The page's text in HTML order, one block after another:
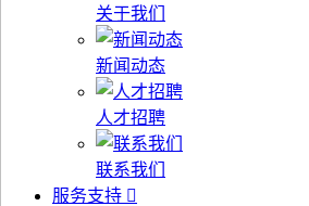
关于我们
新闻动态
人才招聘
联系我们
服务支持